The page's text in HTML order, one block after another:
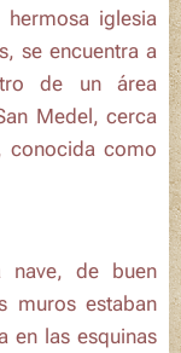
iglesia
se encuentra a
de un área
Medel, cerca
conocida como
nave, de buen
muros estaban
en las esquinas